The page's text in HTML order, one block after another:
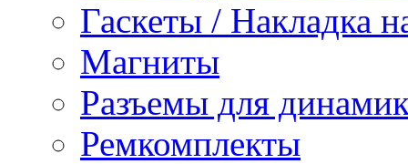
Гаскеты / Накладка
Магниты
Разъемы для
Ремкомплекты